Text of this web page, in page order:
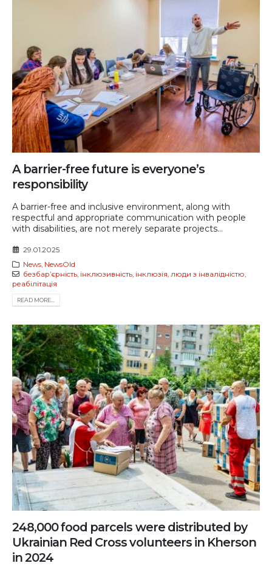
A barrier-free future is everyone’s
responsibility
A barrier-free and inclusive environment, along with
respectful and appropriate communication with people
with disabilities, are not merely separate projects...
29.01.2025
News, NewsOld
безбарʼєрність, інклюзивність, інклюзія, люди з інвалідністю,
реабілітація
READ MORE...
248,000 food parcels were distributed by
Ukrainian Red Cross volunteers in Kherson
in 2024